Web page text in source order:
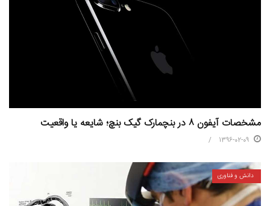
مشخصات آیفون ۸ در بنچمارک گیک بنچ؛ شایعه یا واقعیت
1396-02-09
دانش و فناوری